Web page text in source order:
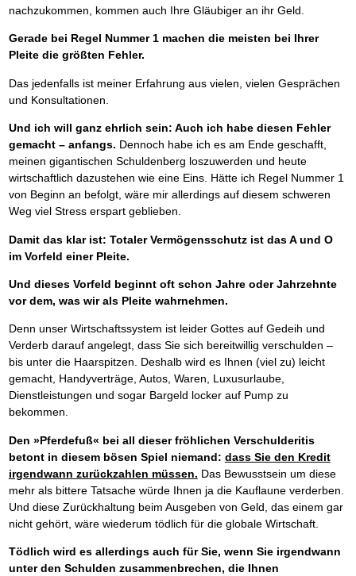
nachzukommen, kommen auch Ihre Gläubiger an ihr Geld.
Gerade bei Regel Nummer 1 machen die meisten bei Ihrer
Pleite die größten Fehler.
Das jedenfalls ist meiner Erfahrung aus vielen, vielen Gesprächen
und Konsultationen.
Und ich will ganz ehrlich sein: Auch ich habe diesen Fehler
gemacht – anfangs. Dennoch habe ich es am Ende geschafft,
meinen gigantischen Schuldenberg loszuwerden und heute
wirtschaftlich dazustehen wie eine Eins. Hätte ich Regel Nummer 1
von Beginn an befolgt, wäre mir allerdings auf diesem schweren
Weg viel Stress erspart geblieben.
Damit das klar ist: Totaler Vermögensschutz ist das A und O
im Vorfeld einer Pleite.
Und dieses Vorfeld beginnt oft schon Jahre oder Jahrzehnte
vor dem, was wir als Pleite wahrnehmen.
Denn unser Wirtschaftssystem ist leider Gottes auf Gedeih und
Verderb darauf angelegt, dass Sie sich bereitwillig verschulden –
bis unter die Haarspitzen. Deshalb wird es Ihnen (viel zu) leicht
gemacht, Handyverträge, Autos, Waren, Luxusurlaube,
Dienstleistungen und sogar Bargeld locker auf Pump zu
bekommen.
Den »Pferdefuß« bei all dieser fröhlichen Verschulderitis
betont in diesem bösen Spiel niemand: dass Sie den Kredit
irgendwann zurückzahlen müssen. Das Bewusstsein um diese
mehr als bittere Tatsache würde Ihnen ja die Kauflaune verderben.
Und diese Zurückhaltung beim Ausgeben von Geld, das einem gar
nicht gehört, wäre wiederum tödlich für die globale Wirtschaft.
Tödlich wird es allerdings auch für Sie, wenn Sie irgendwann
unter den Schulden zusammenbrechen, die Ihnen